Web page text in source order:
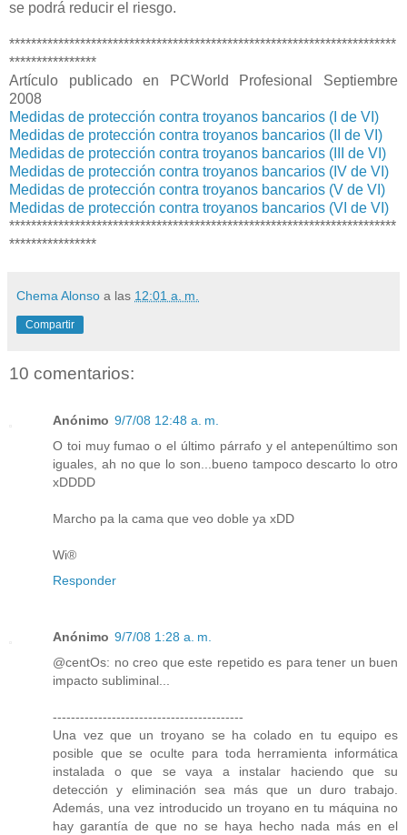
se podrá reducir el riesgo.
***********************************************************************
****************
Artículo publicado en PCWorld Profesional Septiembre
2008
Medidas de protección contra troyanos bancarios (I de VI)
Medidas de protección contra troyanos bancarios (II de VI)
Medidas de protección contra troyanos bancarios (III de VI)
Medidas de protección contra troyanos bancarios (IV de VI)
Medidas de protección contra troyanos bancarios (V de VI)
Medidas de protección contra troyanos bancarios (VI de VI)
***********************************************************************
****************
Chema Alonso a las 12:01 a. m.
Compartir
10 comentarios:
Anónimo 9/7/08 12:48 a. m.
O toi muy fumao o el último párrafo y el antepenúltimo son
iguales, ah no que lo son...bueno tampoco descarto lo otro
xDDDD
Marcho pa la cama que veo doble ya xDD
Wi®
Responder
Anónimo 9/7/08 1:28 a. m.
@centOs: no creo que este repetido es para tener un buen
impacto subliminal...
------------------------------------------
Una vez que un troyano se ha colado en tu equipo es
posible que se oculte para toda herramienta informática
instalada o que se vaya a instalar haciendo que su
detección y eliminación sea más que un duro trabajo.
Además, una vez introducido un troyano en tu máquina no
hay garantía de que no se haya hecho nada más en el